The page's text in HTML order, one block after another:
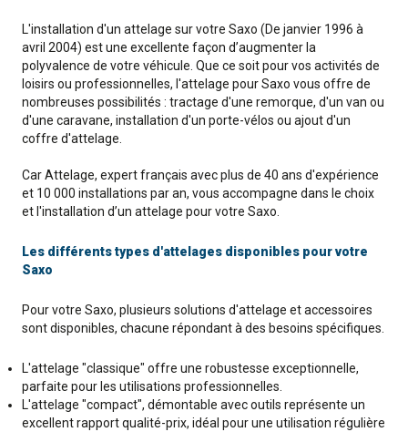
L'installation d'un attelage sur votre Saxo (De janvier 1996 à
avril 2004) est une excellente façon d’augmenter la
polyvalence de votre véhicule. Que ce soit pour vos activités de
loisirs ou professionnelles, l'attelage pour Saxo vous offre de
nombreuses possibilités : tractage d'une remorque, d'un van ou
d'une caravane, installation d'un porte-vélos ou ajout d'un
coffre d'attelage.
Car Attelage, expert français avec plus de 40 ans d'expérience
et 10 000 installations par an, vous accompagne dans le choix
et l'installation d’un attelage pour votre Saxo.
Les différents types d'attelages disponibles pour votre
Saxo
Pour votre Saxo, plusieurs solutions d'attelage et accessoires
sont disponibles, chacune répondant à des besoins spécifiques.
L'attelage "classique" offre une robustesse exceptionnelle,
parfaite pour les utilisations professionnelles.
L'attelage "compact", démontable avec outils représente un
excellent rapport qualité-prix, idéal pour une utilisation régulière